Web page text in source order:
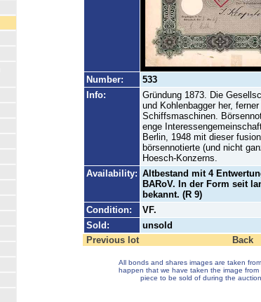
Number:
533
Info:
Gründung 1873. Die
und Kohlenbagger her,
Schiffsmaschinen.
enge
Berlin, 1948 mit dieser
börsennotierte (und nicht
Hoesch-Konzerns.
Availability: Altbestand mit 4
BARoV. In der Form seit
bekannt. (R 9)
Condition:
VF.
Sold:
unsold
Previous lot
Back
All bonds and shares images are taken
happen that we have taken the image
piece to be sold of during the